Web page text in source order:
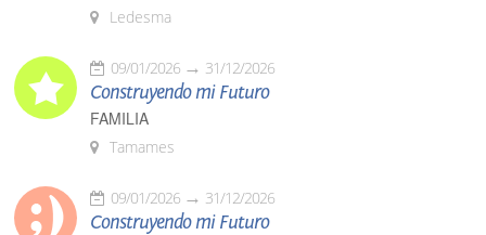
Ledesma
09/01/2026 31/12/2026
Construyendo mi Futuro
FAMILIA
Tamames
09/01/2026 31/12/2026
Construyendo mi Futuro